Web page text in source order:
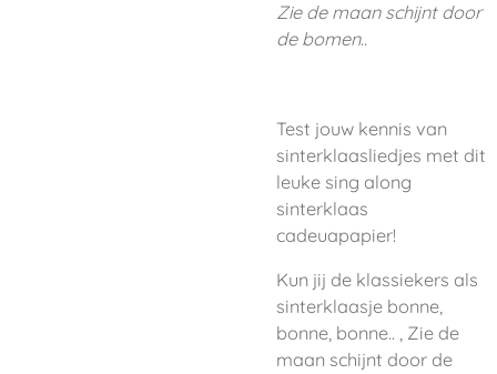
Zie de maan schijnt door
de bomen..
Test jouw kennis van
sinterklaasliedjes met dit
leuke sing along
sinterklaas
cadeuapapier!
Kun jij de klassiekers als
sinterklaasje bonne,
bonne, bonne.. , Zie de
maan schijnt door de